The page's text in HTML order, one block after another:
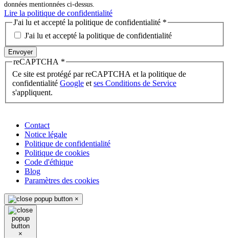
données mentionnées ci-dessus.
Lire la politique de confidentialité
J'ai lu et accepté la politique de confidentialité *
J'ai lu et accepté la politique de confidentialité
Envoyer
reCAPTCHA *
Ce site est protégé par reCAPTCHA et la politique de
confidentialité Google et ses Conditions de Service
s'appliquent.
Contact
Notice légale
Politique de confidentialité
Politique de cookies
Code d'éthique
Blog
Paramètres des cookies
×
×